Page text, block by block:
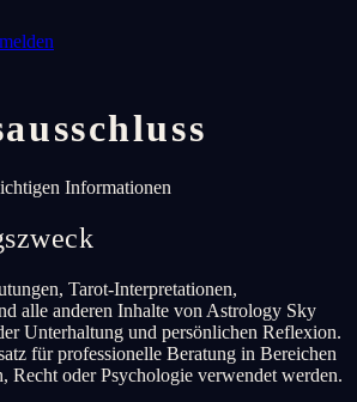
Informationen
Tarot-Interpretationen,
alle anderen Inhalte von Astrology Sky
Unterhaltung und persönlichen Reflexion.
für professionelle Beratung in Bereichen
Recht oder Psychologie verwendet werden.